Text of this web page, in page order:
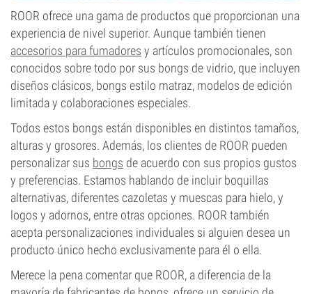
ROOR ofrece una gama de productos que proporcionan una
experiencia de nivel superior. Aunque también tienen
accesorios para fumadores y artículos promocionales, son
conocidos sobre todo por sus bongs de vidrio, que incluyen
diseños clásicos, bongs estilo matraz, modelos de edición
limitada y colaboraciones especiales.
Todos estos bongs están disponibles en distintos tamaños,
alturas y grosores. Además, los clientes de ROOR pueden
personalizar sus bongs de acuerdo con sus propios gustos
y preferencias. Estamos hablando de incluir boquillas
alternativas, diferentes cazoletas y muescas para hielo, y
logos y adornos, entre otras opciones. ROOR también
acepta personalizaciones individuales si alguien desea un
producto único hecho exclusivamente para él o ella.
Merece la pena comentar que ROOR, a diferencia de la